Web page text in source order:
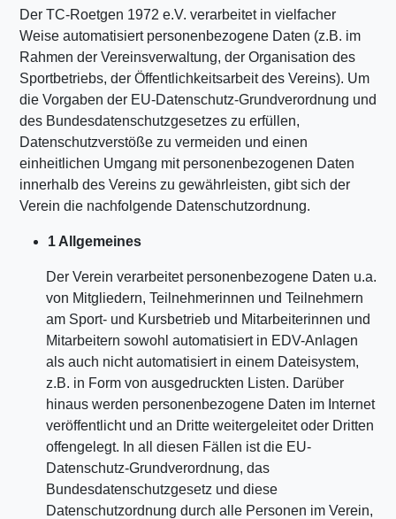
Der TC-Roetgen 1972 e.V. verarbeitet in vielfacher
Weise automatisiert personenbezogene Daten (z.B. im
Rahmen der Vereinsverwaltung, der Organisation des
Sportbetriebs, der Öffentlichkeitsarbeit des Vereins). Um
die Vorgaben der EU-Datenschutz-Grundverordnung und
des Bundesdatenschutzgesetzes zu erfüllen,
Datenschutzverstöße zu vermeiden und einen
einheitlichen Umgang mit personenbezogenen Daten
innerhalb des Vereins zu gewährleisten, gibt sich der
Verein die nachfolgende Datenschutzordnung.
1 Allgemeines
Der Verein verarbeitet personenbezogene Daten u.a.
von Mitgliedern, Teilnehmerinnen und Teilnehmern
am Sport- und Kursbetrieb und Mitarbeiterinnen und
Mitarbeitern sowohl automatisiert in EDV-Anlagen
als auch nicht automatisiert in einem Dateisystem,
z.B. in Form von ausgedruckten Listen. Darüber
hinaus werden personenbezogene Daten im Internet
veröffentlicht und an Dritte weitergeleitet oder Dritten
offengelegt. In all diesen Fällen ist die EU-
Datenschutz-Grundverordnung, das
Bundesdatenschutzgesetz und diese
Datenschutzordnung durch alle Personen im Verein,